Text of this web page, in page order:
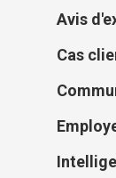
Avis
Cas